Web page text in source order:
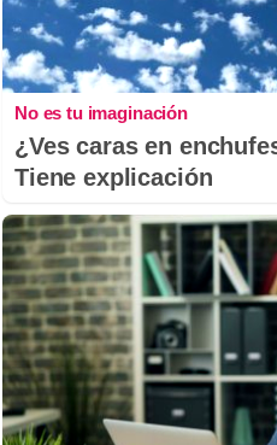
No es tu imaginación
¿Ves caras en
Tiene explicación